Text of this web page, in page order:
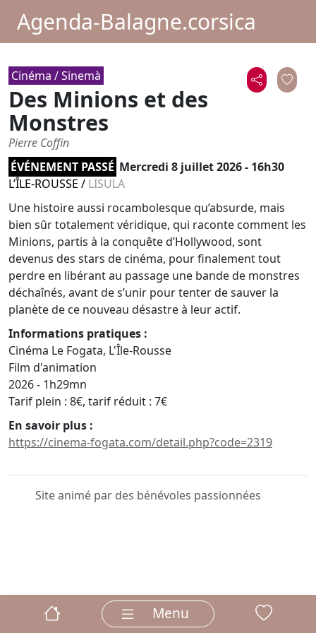
Agenda-Balagne.corsica
Cinéma / Sinemà
Des Minions et des
Monstres
Pierre Coffin
ÉVÉNEMENT PASSÉ Mercredi 8 juillet 2026 - 16h30
L’ÎLE-ROUSSE / LISULA
Une histoire aussi rocambolesque qu’absurde, mais
bien sûr totalement véridique, qui raconte comment les
Minions, partis à la conquête d’Hollywood, sont
devenus des stars de cinéma, pour finalement tout
perdre en libérant au passage une bande de monstres
déchaînés, avant de s’unir pour tenter de sauver la
planète de ce nouveau désastre à leur actif.
Informations pratiques :
Cinéma Le Fogata, L'Île-Rousse
Film d'animation
2026 - 1h29mn
Tarif plein : 8€, tarif réduit : 7€
En savoir plus :
https://cinema-fogata.com/detail.php?code=2319
Site animé par des bénévoles passionnées
Menu